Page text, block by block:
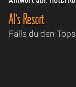
Al´s Resort
Falls du den